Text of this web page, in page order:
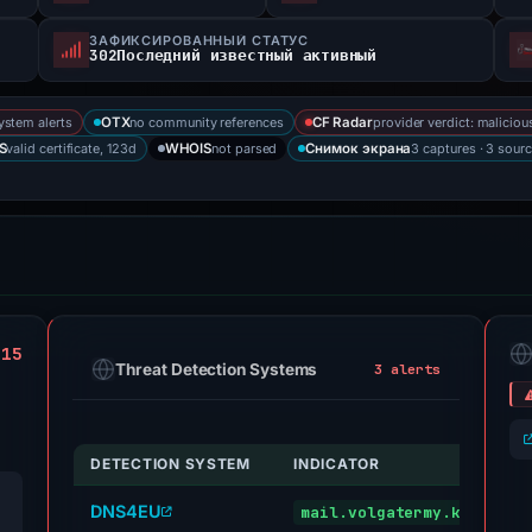
ЗАФИКСИРОВАННЫЙ СТАТУС
302Последний известный активный
alerts OTXno community references CF Radarprovider verdict:
valid certificate, 123d WHOISnot parsed Снимок экрана3 captures · 3
Threat Detection Systems 3 alerts
DETECTION SYSTEM INDICATOR
DNS4EU